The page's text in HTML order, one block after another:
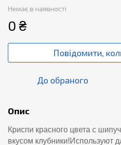
Немає в наявності
0 ₴
Повідомити,
До обраного
Опис
Криспи красного цвета с
вкусом клубники!Используют